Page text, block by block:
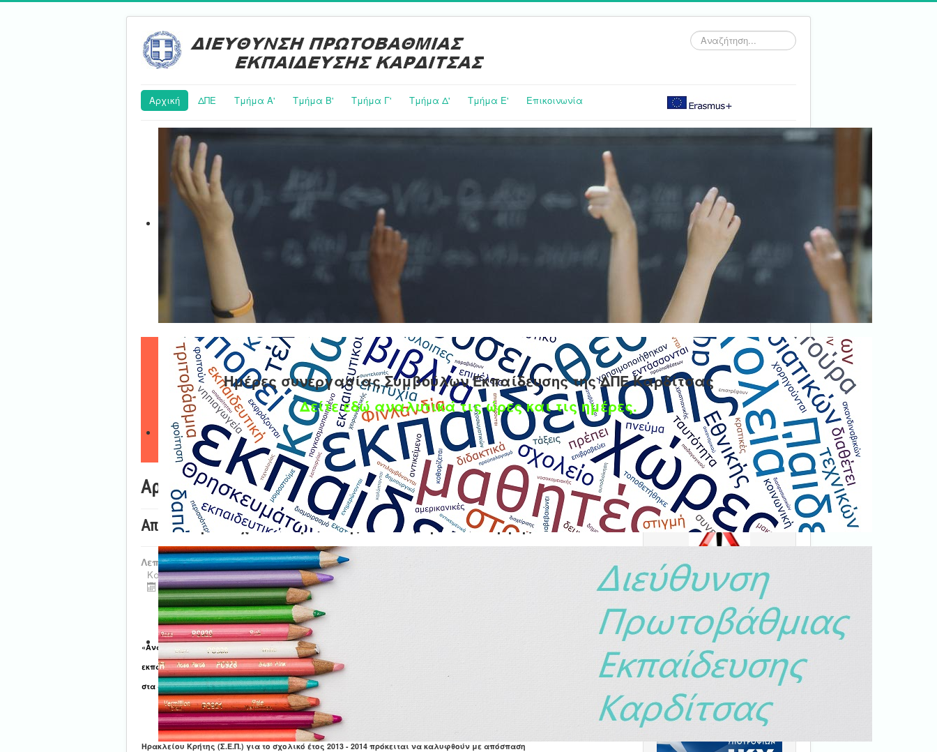
Αναζήτηση...
Αρχική ΔΠΕ Τμήμα Α' Τμήμα Β' Τμήμα Γ' Τμήμα Δ' Τμήμα E' Επικοινωνία
Ημέρες συνεργασίας Συμβούλων Εκπαίδευσης της ΔΠΕ Καρδίτσας
Δείτε εδώ αναλυτικά τις ώρες και τις ημέρες.
Αρχική
Αποσπάση στο Σχολείο Ευρωπαϊκής Παιδείας Ηρακλείου Κρήτης
Λεπτομέρειες
Κατηγορία:Uncategorised
Τελευταία ενημέρωση : 08 Απριλίου 2014
«Ανακοίνωση - Πρόσκληση Ενδιαφέροντος για την απόσπαση – ανανέωση απόσπασης
εκπαιδευτικών στα ελληνόφωνα τμήματα και στις θέσεις διδασκαλίας της ελληνικής γλώσσας
στα αγγλόφωνα τμήματα του Σχολείου Ευρωπαϊκής Παιδείας στο Ηράκλειο Κρήτης»
Το Υπουργείο Παιδείας και Θρησκευμάτων ανακοινώνει ότι στο Σχολείο Ευρωπαϊκής Παιδείας
Ηρακλείου Κρήτης (Σ.Ε.Π.) για το σχολικό έτος 2013 - 2014 πρόκειται να καλυφθούν με απόσπαση
Ψηφιακή βεβαίωση
εγγράφου
'Ολα τα έγγραφα προς τις
δημόσιες υπηρεσίες πρέπει
να είναι ψηφιακά
υπογεγραμμένα.
Ξεκινήστε εδώ.
Διαβάστε την αντίστοιχη
νομοθεσίαεδώ.